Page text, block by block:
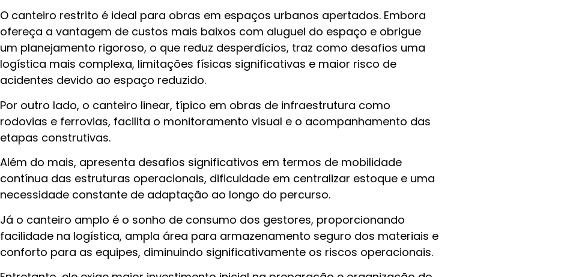
O canteiro restrito é ideal para obras em espaços urbanos apertados. Embora
ofereça a vantagem de custos mais baixos com aluguel do espaço e obrigue
um planejamento rigoroso, o que reduz desperdícios, traz como desafios uma
logística mais complexa, limitações físicas significativas e maior risco de
acidentes devido ao espaço reduzido.
Por outro lado, o canteiro linear, típico em obras de infraestrutura como
rodovias e ferrovias, facilita o monitoramento visual e o acompanhamento das
etapas construtivas.
Além do mais, apresenta desafios significativos em termos de mobilidade
contínua das estruturas operacionais, dificuldade em centralizar estoque e uma
necessidade constante de adaptação ao longo do percurso.
Já o canteiro amplo é o sonho de consumo dos gestores, proporcionando
facilidade na logística, ampla área para armazenamento seguro dos materiais e
conforto para as equipes, diminuindo significativamente os riscos operacionais.